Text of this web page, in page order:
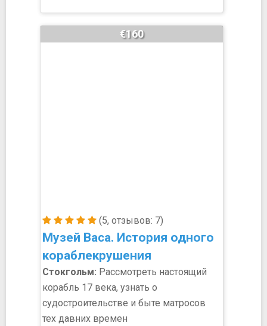
(5, отзывов: 7)
Музей Васа. История одного
кораблекрушения
€160
Стокгольм: Рассмотреть настоящий
корабль 17 века, узнать о
судостроительстве и быте матросов
тех давних времен